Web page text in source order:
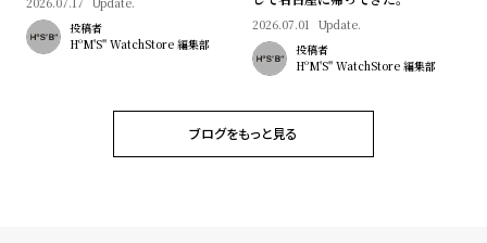
投稿者
HºM'S" WatchStore 編集部
2026.07.01 Update.
投稿者
HºM'S" WatchStore 編集部
ブログをもっと見る